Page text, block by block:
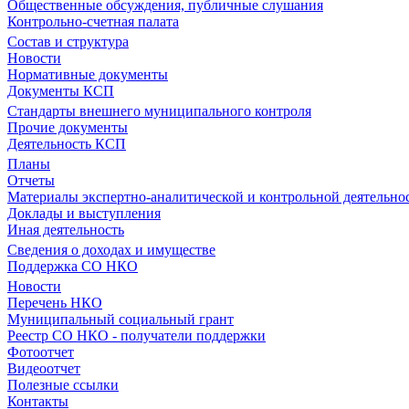
Общественные обсуждения, публичные слушания
Контрольно-счетная палата
Состав и структура
Новости
Нормативные документы
Документы КСП
Стандарты внешнего муниципального контроля
Прочие документы
Деятельность КСП
Планы
Отчеты
Материалы экспертно-аналитической и контрольной
Доклады и выступления
Иная деятельность
Сведения о доходах и имуществе
Поддержка СО НКО
Новости
Перечень НКО
Муниципальный социальный грант
Реестр СО НКО - получатели поддержки
Фотоотчет
Видеоотчет
Полезные ссылки
Контакты